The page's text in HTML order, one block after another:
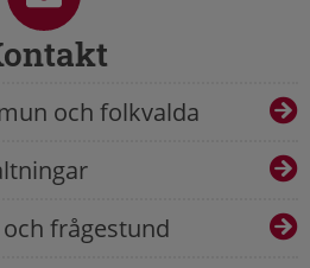
och folkvalda
frågestund